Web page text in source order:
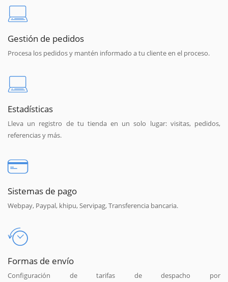
Gestión de pedidos
Procesa los pedidos y mantén informado a tu cliente en el proceso.
Estadísticas
Lleva un registro de tu tienda en un solo lugar: visitas, pedidos,
referencias y más.
Sistemas de pago
Webpay, Paypal, khipu, Servipag, Transferencia bancaria.
Formas de envío
Configuración de tarifas de despacho por